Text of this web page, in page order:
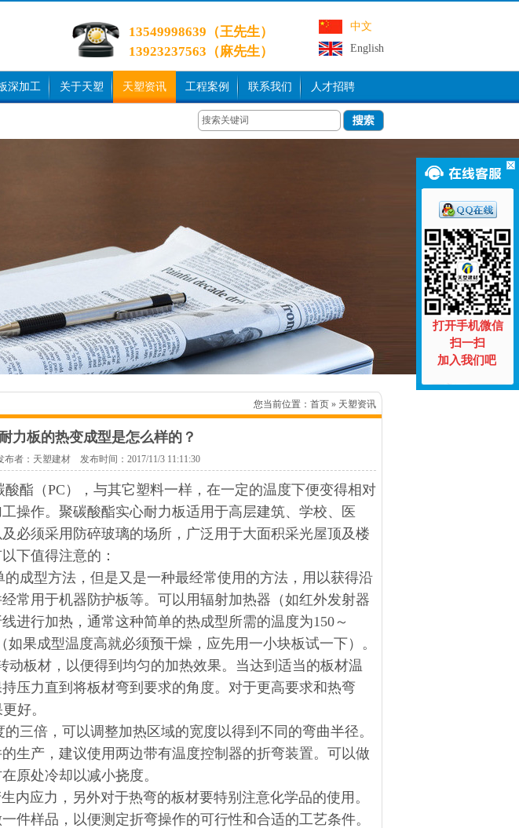
中文
English
13549998639（王先生）
13923237563（麻先生）
深加工 关于天塑 天塑资讯 工程案例 联系我们 人才招聘
您当前位置： 首页 » 天塑资讯
耐力板的热变成型是怎么样的？
布者：天塑建材 发布时间：2017/11/3 11:11:30
酯（PC），与其它塑料一样，在一定的温度下便变得相对
操作。聚碳酸酯实心耐力板适用于高层建筑、学校、医
必须采用防碎玻璃的场所，广泛用于大面积采光屋顶及楼
下值得注意的：
成型方法，但是又是一种最经常使用的方法，用以获得沿
常用于机器防护板等。可以用辐射加热器（如红外发射器
进行加热，通常这种简单的热成型所需的温度为150～
果成型温度高就必须预干燥，应先用一小块板试一下）。
动板材，以便得到均匀的加热效果。当达到适当的板材温
压力直到将板材弯到要求的角度。对于更高要求和热弯
好。
三倍，可以调整加热区域的宽度以得到不同的弯曲半径。
生产，建议使用两边带有温度控制器的折弯装置。可以做
原处冷却以减小挠度。
内应力，另外对于热弯的板材要特别注意化学品的使用。
件样品，以便测定折弯操作的可行性和合适的工艺条件。
打开手机微信
扫一扫
加入我们吧